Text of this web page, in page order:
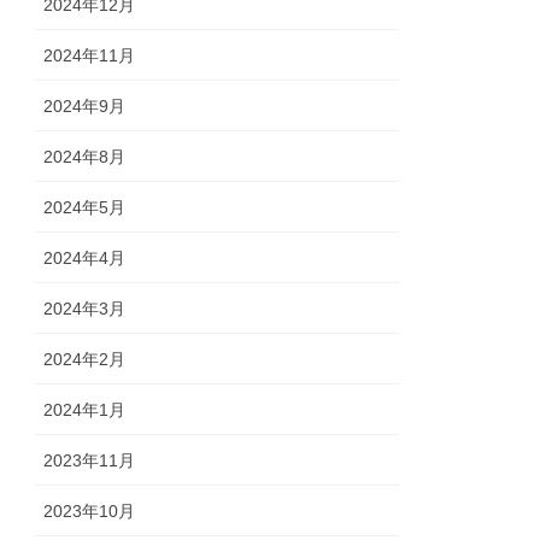
2024年12月
2024年11月
2024年9月
2024年8月
2024年5月
2024年4月
2024年3月
2024年2月
2024年1月
2023年11月
2023年10月